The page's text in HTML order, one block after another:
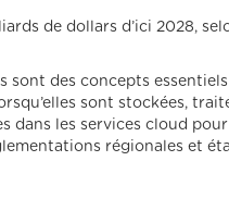
de dollars d’ici 2028,
sont des concepts
sont stockées,
dans les services cloud
régionales et